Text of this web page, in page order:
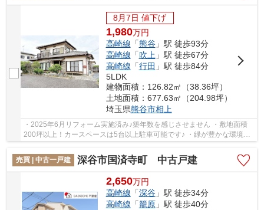
8月7日 値下げ
1,980万円
高崎線 「熊谷」駅 徒歩93分
高崎線 「吹上」駅 徒歩67分
高崎線 「行田 」駅 徒歩84分
5LDK
建物面積：126.82㎡（38.36坪）
土地面積：677.63㎡（204.98坪）
埼玉県熊谷市相上
・2025年6月リフォーム実施済み♪築年数を感じさせません ・敷地面積
200坪以上！カースペースは5台以上駐車可能です♪ ・緑が豊かな環境で
売買 | 中古一戸建
深谷市国済寺町 中古戸建
2,650万円
高崎線 「深谷」駅 徒歩34分
高崎線 「籠原」駅 徒歩40分